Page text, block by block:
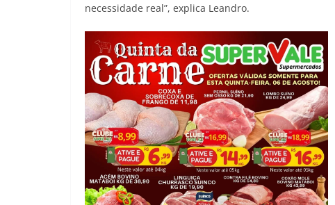
necessidade real”, explica Leandro.